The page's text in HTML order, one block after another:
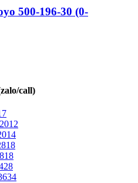
500-196-30 (0-
call)